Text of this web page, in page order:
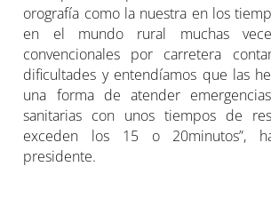
orografía como la nuestra en los
en el mundo rural muchas
convencionales por carretera
dificultades y entendíamos que las
una forma de atender
sanitarias con unos tiempos de
exceden los 15 o 20minutos”,
presidente.